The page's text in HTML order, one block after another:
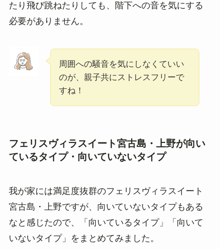
たり飛び跳ねたりしても、階下への音を気にする
必要がありません。
周囲への騒音を気にしなくていい
のが、親子共にストレスフリーで
すね！
フェリスヴィラスイート宮古島・上野が向い
ているタイプ・向いていないタイプ
我が家には満足度抜群のフェリスヴィラスイート
宮古島・上野ですが、向いていないタイプもある
なと感じたので、「向いているタイプ」「向いて
いないタイプ」をまとめてみました。